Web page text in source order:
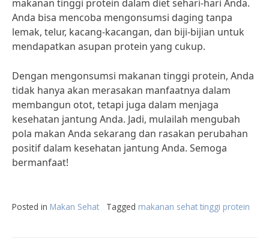
makanan tinggi protein dalam diet sehari-hari Anda.
Anda bisa mencoba mengonsumsi daging tanpa
lemak, telur, kacang-kacangan, dan biji-bijian untuk
mendapatkan asupan protein yang cukup.
Dengan mengonsumsi makanan tinggi protein, Anda
tidak hanya akan merasakan manfaatnya dalam
membangun otot, tetapi juga dalam menjaga
kesehatan jantung Anda. Jadi, mulailah mengubah
pola makan Anda sekarang dan rasakan perubahan
positif dalam kesehatan jantung Anda. Semoga
bermanfaat!
Posted in Makan Sehat Tagged makanan sehat tinggi protein